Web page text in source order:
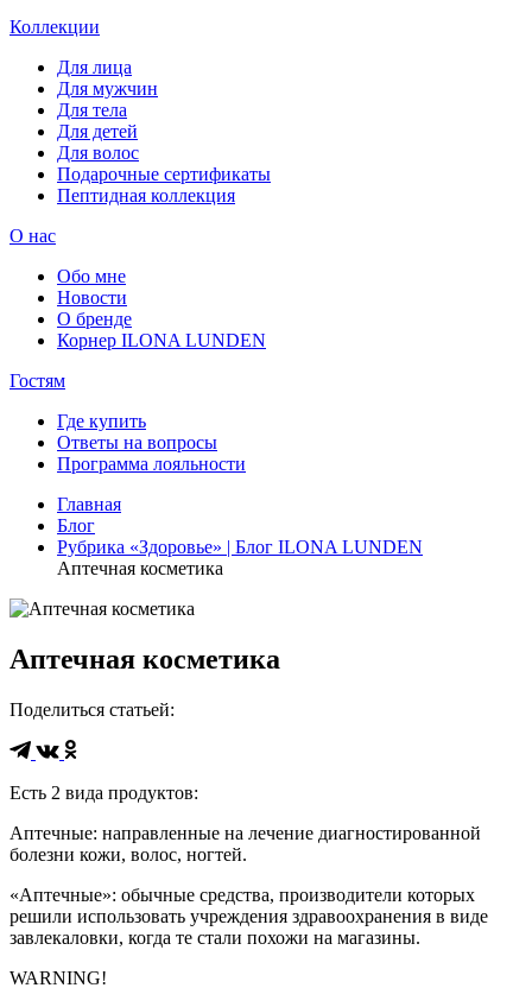
Коллекции
Для лица
Для мужчин
Для тела
Для детей
Для волос
Подарочные сертификаты
Пептидная коллекция
О нас
Обо мне
Новости
О бренде
Корнер ILONA LUNDEN
Гостям
Где купить
Ответы на вопросы
Программа лояльности
Главная
Блог
Рубрика «Здоровье» | Блог ILONA LUNDEN
Аптечная косметика
Аптечная косметика
Поделиться статьей:
Есть 2 вида продуктов:
Аптечные: направленные на лечение диагностированной
болезни кожи, волос, ногтей.
«Аптечные»: обычные средства, производители которых
решили использовать учреждения здравоохранения в виде
завлекаловки, когда те стали похожи на магазины.
WARNING!